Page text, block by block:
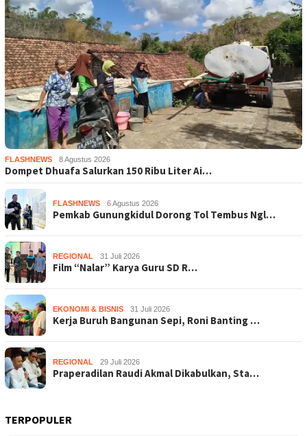
FLASHNEWS 8 Agustus 2026
Dompet Dhuafa Salurkan 150 Ribu Liter Ai…
FLASHNEWS 6 Agustus 2026
Pemkab Gunungkidul Dorong Tol Tembus Ngl…
REGIONAL 31 Juli 2026
Film “Nalar” Karya Guru SD R…
EKONOMI & BISNIS 31 Juli 2026
Kerja Buruh Bangunan Sepi, Roni Banting …
REGIONAL 29 Juli 2026
Praperadilan Raudi Akmal Dikabulkan, Sta…
TERPOPULER